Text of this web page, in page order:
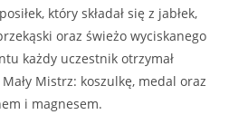
który składał się z jabłek,
oraz świeżo wyciskanego
każdy uczestnik otrzymał
Mistrz: koszulkę, medal oraz
i magnesem.